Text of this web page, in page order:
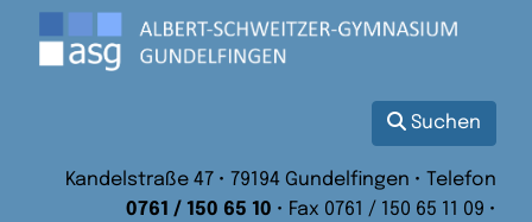
Suchen
Kandelstraße 47 • 79194 Gundelfingen • Telefon
0761 / 150 65 10 • Fax 0761 / 150 65 11 09 •